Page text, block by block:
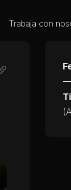
Trabaja con